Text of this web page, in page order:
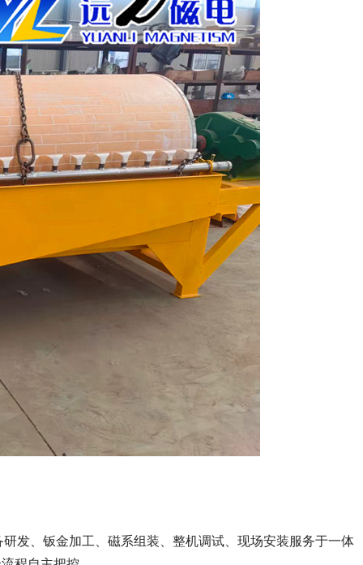
发、钣金加工、磁系组装、整机调试、现场安装服务于一体